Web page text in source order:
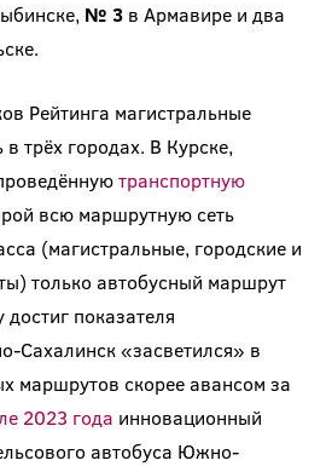
№ 3в Армавире и два
Рейтинга магистральные
трёх городах. В Курске,
транспортную
всю маршрутную сеть
(магистральные, городские и
только автобусный маршрут
показателя
Сахалинск «засветился» в
маршрутов скорее авансом за
2023 года инновационный
автобуса Южно-